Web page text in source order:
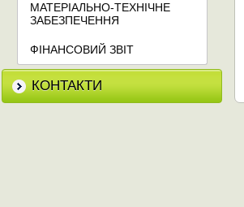
МАТЕРІАЛЬНО-ТЕХНІЧНЕ
ЗАБЕЗПЕЧЕННЯ
ФІНАНСОВИЙ ЗВІТ
КОНТАКТИ